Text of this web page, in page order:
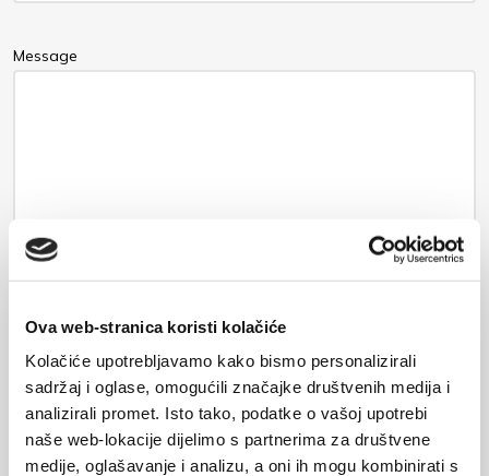
Ova web-stranica koristi kolačiće
Kolačiće upotrebljavamo kako bismo personalizirali
sadržaj i oglase, omogućili značajke društvenih medija i
analizirali promet. Isto tako, podatke o vašoj upotrebi
naše web-lokacije dijelimo s partnerima za društvene
medije, oglašavanje i analizu, a oni ih mogu kombinirati s
Message
Your data will be stored on the email server and will be used
exclusively for the purpose of communicating with you regarding
the submitted request and will not be shared with third parties
without your explicit consent.